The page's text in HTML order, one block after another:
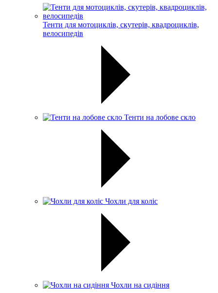
Тенти для мотоциклів, скутерів, квадроциклів,
велосипедів
Тенти на лобове скло
Чохли для коліс
Чохли на сидіння